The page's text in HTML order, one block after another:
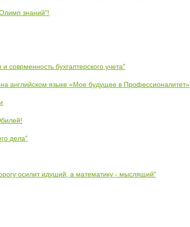
знаний"!
соврменность бухгалтерского учета"
на английском языке «Мое будущее в Профессионалитет»
дела"
осилит идущий, а математику - мыслящий"